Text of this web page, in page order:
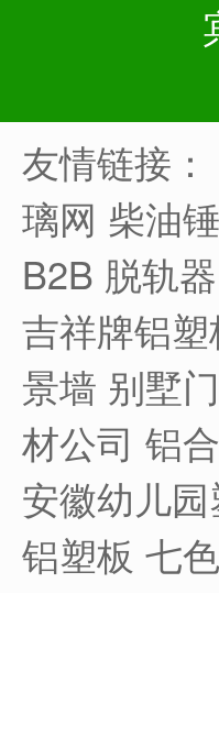
友情链接：
璃网 柴油
B2B 脱轨器
吉祥牌铝塑
景墙 别墅
材公司 铝
安徽幼儿
铝塑板 七